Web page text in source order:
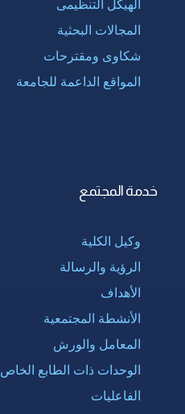
الهيكل التنظيمى
المجالات البحثية
شكاوى ومقترحات
المواقع الداعمة للجامعة
خدمة المجتمع
وكيل الكلية
الرؤية والرسالة
الأهداف
الأنشطة المجتمعية
المعامل والورش
الوحدات ذات الطابع الخاص
الفاعليات